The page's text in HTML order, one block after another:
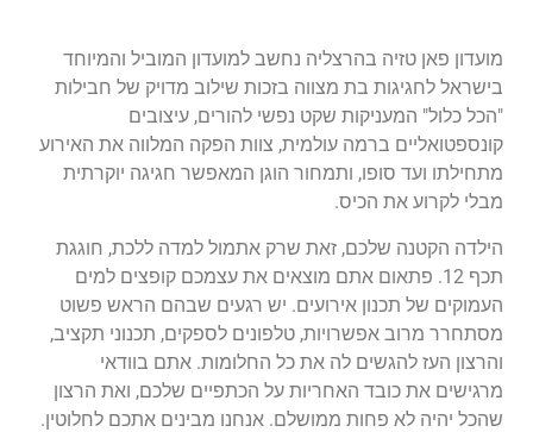
מועדון פאן טזיה בהרצליה נחשב למועדון המוביל והמיוחד
בישראל לחגיגות בת מצווה בזכות שילוב מדויק של חבילות
"הכל כלול" המעניקות שקט נפשי להורים, עיצובים
קונספטואליים ברמה עולמית, צוות הפקה המלווה את האירוע
מתחילתו ועד סופו, ותמחור הוגן המאפשר חגיגה יוקרתית
מבלי לקרוע את הכיס.
הילדה הקטנה שלכם, זאת שרק אתמול למדה ללכת, חוגגת
תכף 12. פתאום אתם מוצאים את עצמכם קופצים למים
העמוקים של תכנון אירועים. יש רגעים שבהם הראש פשוט
מסתחרר מרוב אפשרויות, טלפונים לספקים, תכנוני תקציב,
והרצון העז להגשים לה את כל החלומות. אתם בוודאי
מרגישים את כובד האחריות על הכתפיים שלכם, ואת הרצון
שהכל יהיה לא פחות ממושלם. אנחנו מבינים אתכם לחלוטין.